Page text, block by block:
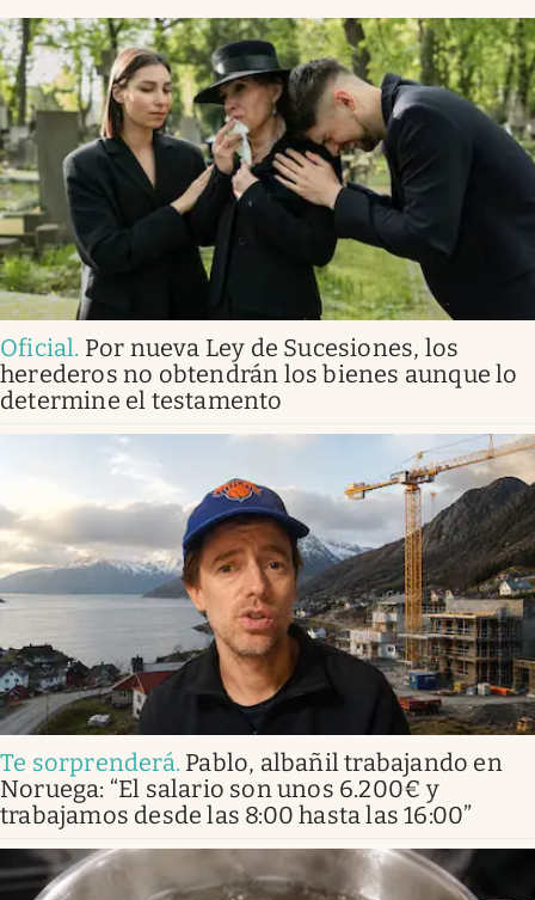
Oficial. Por nueva Ley de Sucesiones, los
herederos no obtendrán los bienes aunque lo
determine el testamento
Te sorprenderá. Pablo, albañil trabajando en
Noruega: “El salario son unos 6.200€ y
trabajamos desde las 8:00 hasta las 16:00”